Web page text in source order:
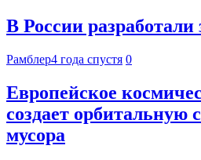
В России
Рамблер4 года спустя 0
Европейское
создает орбитальную
мусора